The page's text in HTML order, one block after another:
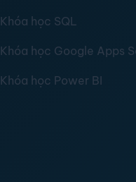
Khóa học SQL
Khóa học Google Apps
Khóa học Power BI